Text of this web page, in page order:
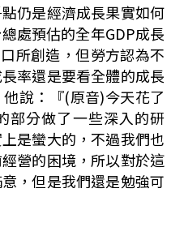
仍是經濟成長果實如何
處預估的全年GDP成長
所創造，但勞方認為不
率還是要看全體的成長
說：『(原音)今天花了
部分做了一些深入的研
是蠻大的，不過我們也
營的困境，所以對於這
，但是我們還是勉強可